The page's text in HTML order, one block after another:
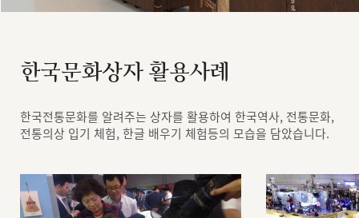
한국문화상자 활용사례
한국전통문화를 알려주는 상자를 활용하여 한국역사, 전통문화,
전통의상 입기 체험, 한글 배우기 체험등의 모습을 담았습니다.